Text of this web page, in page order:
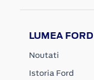
LUMEA FORD
Noutati
Istoria Ford